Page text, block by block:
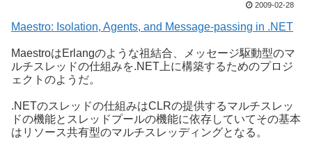
2009-02-28
Maestro: Isolation, Agents, and Message-passing in .NET
MaestroはErlangのような祖結合、メッセージ駆動型のマ
ルチスレッドの仕組みを.NET上に構築するためのプロジ
ェクトのようだ。
.NETのスレッドの仕組みはCLRの提供するマルチスレッ
ドの機能とスレッドプールの機能に依存していてその基本
はリソース共有型のマルチスレッディングとなる。